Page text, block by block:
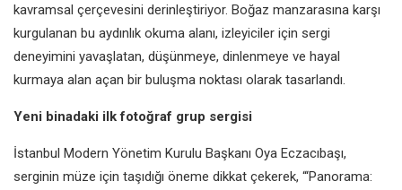
kavramsal çerçevesini derinleştiriyor. Boğaz manzarasına karşı
kurgulanan bu aydınlık okuma alanı, izleyiciler için sergi
deneyimini yavaşlatan, düşünmeye, dinlenmeye ve hayal
kurmaya alan açan bir buluşma noktası olarak tasarlandı.
Yeni binadaki ilk fotoğraf grup sergisi
İstanbul Modern Yönetim Kurulu Başkanı Oya Eczacıbaşı,
serginin müze için taşıdığı öneme dikkat çekerek, “‘Panorama: